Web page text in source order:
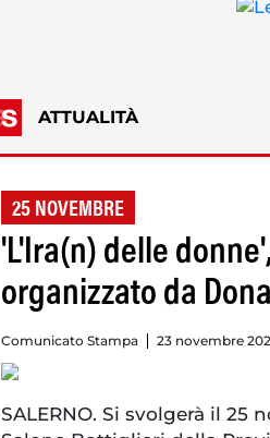
ATTUALITÀ
25 NOVEMBRE
'L'Ira(n) delle
organizzato da
Comunicato Stampa 23 novembre
SALERNO. Si svolgerà il 25